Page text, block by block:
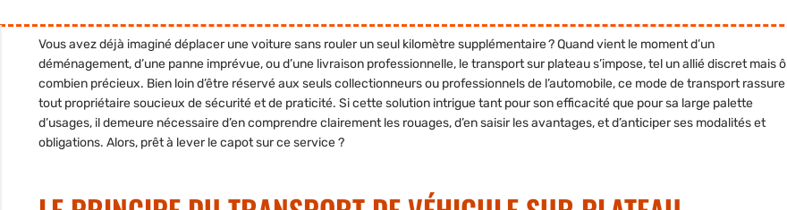
Vous avez déjà imaginé déplacer une voiture sans rouler un seul kilomètre supplémentaire ? Quand vient le moment d’un
déménagement, d’une panne imprévue, ou d’une livraison professionnelle, le transport sur plateau s’impose, tel un allié discret mais ô
combien précieux. Bien loin d’être réservé aux seuls collectionneurs ou professionnels de l’automobile, ce mode de transport rassure
tout propriétaire soucieux de sécurité et de praticité. Si cette solution intrigue tant pour son efficacité que pour sa large palette
d’usages, il demeure nécessaire d’en comprendre clairement les rouages, d’en saisir les avantages, et d’anticiper ses modalités et
obligations. Alors, prêt à lever le capot sur ce service ?